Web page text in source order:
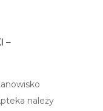
–
należy